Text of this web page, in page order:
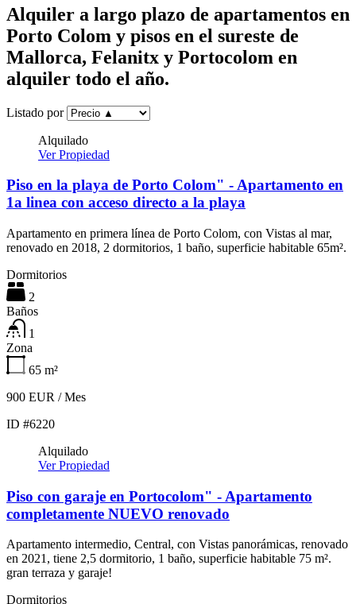
Alquiler a largo plazo de apartamentos en
Porto Colom y pisos en el sureste de
Mallorca, Felanitx y Portocolom en
alquiler todo el año.
Listado por
Alquilado
Ver Propiedad
Piso en la playa de Porto Colom" - Apartamento en
1a linea con acceso directo a la playa
Apartamento en primera línea de Porto Colom, con Vistas al mar,
renovado en 2018, 2 dormitorios, 1 baño, superficie habitable 65m².
Dormitorios
2
Baños
1
Zona
65 m²
900 EUR / Mes
ID #6220
Alquilado
Ver Propiedad
Piso con garaje en Portocolom" - Apartamento
completamente NUEVO renovado
Apartamento intermedio, Central, con Vistas panorámicas, renovado
en 2021, tiene 2,5 dormitorio, 1 baño, superficie habitable 75 m².
gran terraza y garaje!
Dormitorios